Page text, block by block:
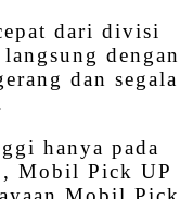
dari divisi
dengan
dan segala
hanya pada
Mobil Pick UP